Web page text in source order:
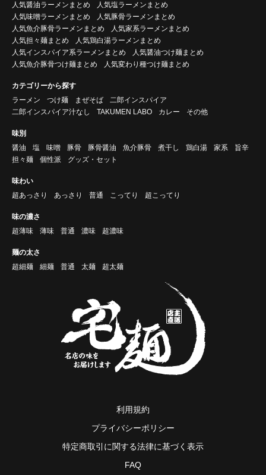
人気醤油ラーメンまとめ
人気塩ラーメンまとめ
人気味噌ラーメンまとめ
人気豚骨ラーメンまとめ
人気魚介豚骨ラーメンまとめ
人気家系ラーメンまとめ
人気担々麺まとめ
人気鶏白湯ラーメンまとめ
人気インスパイア系ラーメンまとめ
人気醤油つけ麺まとめ
人気魚介豚骨つけ麺まとめ
人気変わり種つけ麺まとめ
カテゴリーから探す
ラーメン
つけ麺 まぜそば
二郎インスパイア
二郎インスパイア汁なし
TAKUMEN LABO カレー その他
味別
醤油
塩 味噌 豚骨 豚骨醤油 魚介豚骨 煮干し 鶏白湯 家系
旨辛
担々麺
個性派 グッズ・セット
味わい
超あっさり
あっさり 普通 こってり 超こってり
味の濃さ
超薄味
薄味 普通 濃味 超濃味
麺の太さ
超細麺
細麺 普通 太麺 超太麺
利用規約
プライバシーポリシー
特定商取引に関する法律に基づく表示
FAQ